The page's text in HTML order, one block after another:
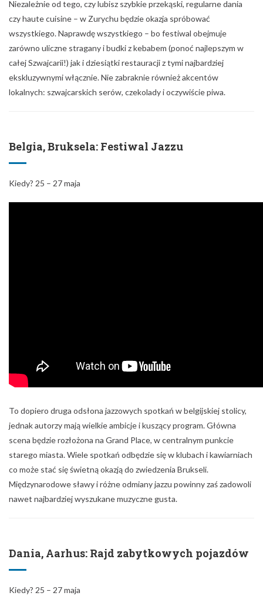
Niezależnie od tego, czy lubisz szybkie przekąski, regularne dania
czy haute cuisine – w Zurychu będzie okazja spróbować
wszystkiego. Naprawdę wszystkiego – bo festiwal obejmuje
zarówno uliczne stragany i budki z kebabem (ponoć najlepszym w
całej Szwajcarii!) jak i dziesiątki restauracji z tymi najbardziej
ekskluzywnymi włącznie. Nie zabraknie również akcentów
lokalnych: szwajcarskich serów, czekolady i oczywiście piwa.
Belgia, Bruksela: Festiwal Jazzu
Kiedy? 25 – 27 maja
To dopiero druga odsłona jazzowych spotkań w belgijskiej stolicy,
jednak autorzy mają wielkie ambicje i kuszący program. Główna
scena będzie rozłożona na Grand Place, w centralnym punkcie
starego miasta. Wiele spotkań odbędzie się w klubach i kawiarniach
co może stać się świetną okazją do zwiedzenia Brukseli.
Międzynarodowe sławy i różne odmiany jazzu powinny zaś zadowoli
nawet najbardziej wyszukane muzyczne gusta.
Dania, Aarhus: Rajd zabytkowych pojazdów
Kiedy? 25 – 27 maja